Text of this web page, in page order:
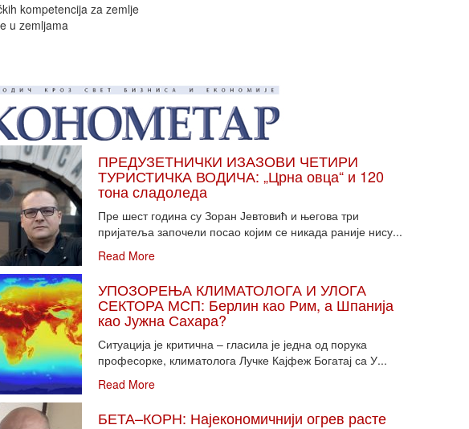
kompetencija za zemlje
u zemljama
ПРЕДУЗЕТНИЧКИ ИЗАЗОВИ ЧЕТИРИ
ТУРИСТИЧКА ВОДИЧА: „Црна овца“ и 120
тона сладоледа
Пре шест година су Зоран Јевтовић и његова три
пријатеља започели посао којим се никада раније нису...
Read More
УПОЗОРЕЊА КЛИМАТОЛОГА И УЛОГА
СЕКТОРА МСП: Берлин као Рим, а Шпанија
као Јужна Сахара?
Ситуација је критична – гласила је једна од порука
професорке, климатолога Лучке Кајфеж Богатај са У...
Read More
БЕТА–КОРН: Најекономичнији огрев расте